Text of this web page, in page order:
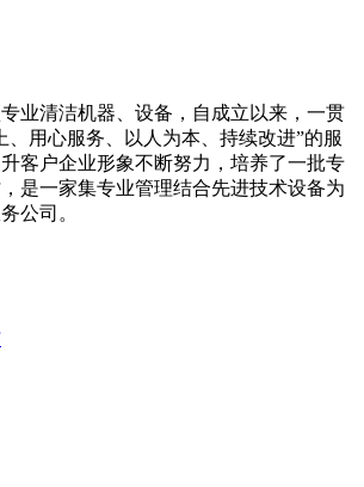
业清洁机器、设备，自成立以来，一贯
、用心服务、以人为本、持续改进”的服
客户企业形象不断努力，培养了一批专
是一家集专业管理结合先进技术设备为
公司。